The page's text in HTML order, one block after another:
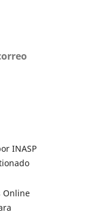
INASP
Online